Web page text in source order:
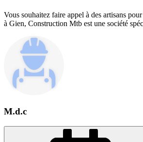
Vous souhaitez faire appel à des artisans
à Gien, Construction Mtb est une société
M.d.c